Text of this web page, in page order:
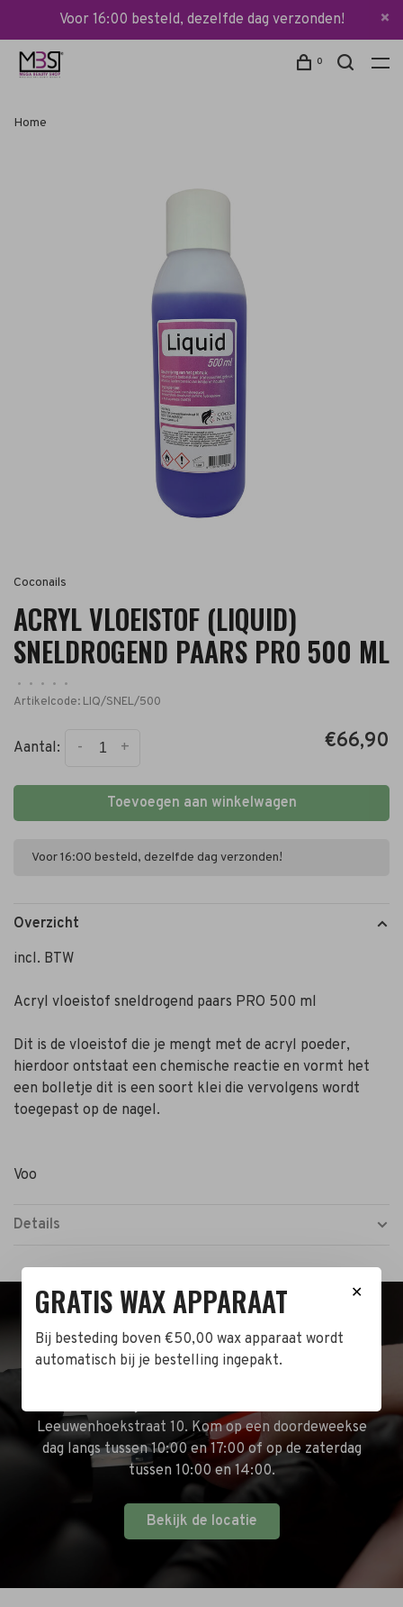
Voor 16:00 besteld, dezelfde dag verzonden!
0
Home
Coconails
ACRYL VLOEISTOF (LIQUID)
SNELDROGEND PAARS PRO 500 ML
• • • •
•
Artikelcode: LIQ/SNEL/500
Aantal: +
- €66,90
Toevoegen aan winkelwagen
Voor 16:00 besteld, dezelfde dag verzonden!
Overzicht
incl. BTW
Acryl vloeistof sneldrogend paars PRO 500 ml
Dit is de vloeistof die je mengt met de acryl poeder,
hierdoor ontstaat een chemische reactie en vormt het
een bolletje dit is een soort klei die vervolgens wordt
toegepast op de nagel.
Voo
Details
BEZOEK DE WINKEL!
Leeuwenhoekstraat 10. Kom op een doordeweekse
dag langs tussen 10:00 en 17:00 of op de zaterdag
tussen 10:00 en 14:00.
Bekijk de locatie
✕
GRATIS WAX APPARAAT
Bij besteding boven €50,00 wax apparaat wordt
automatisch bij je bestelling ingepakt.